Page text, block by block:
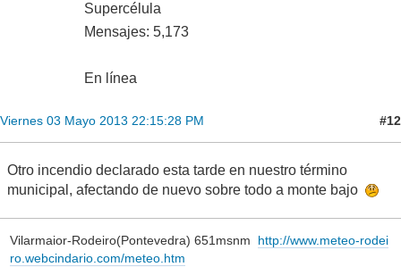
Supercélula
Mensajes: 5,173
En línea
Viernes 03 Mayo 2013 22:15:28 PM #12
Otro incendio declarado esta tarde en nuestro término
municipal, afectando de nuevo sobre todo a monte bajo
Vilarmaior-Rodeiro(Pontevedra) 651msnm http://www.meteo-rodei
ro.webcindario.com/meteo.htm